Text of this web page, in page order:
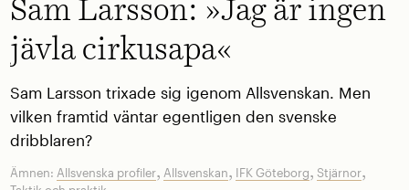
Sam Larsson: »Jag är ingen
jävla cirkusapa«
Sam Larsson trixade sig igenom Allsvenskan. Men
vilken framtid väntar egentligen den svenske
dribblaren?
Ämnen: Allsvenska profiler,Allsvenskan, IFK Göteborg,Stjärnor,